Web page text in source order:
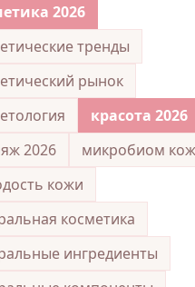
2026
тренды
рынок
красота 2026
2026
микробиом
кожи
косметика
ингредиенты